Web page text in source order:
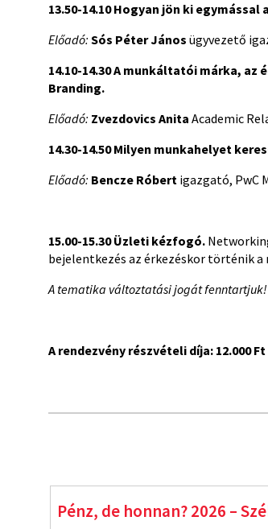
13.50-14.10Hogyan jön ki egymással
Előadó: Sós Péter János ügyvezető
14.10-14.30A munkáltatói márka, az
Branding.
Előadó: Zvezdovics Anita Academic
14.30-14.50Milyen munkahelyet
Előadó: Bencze Róbert igazgató, PwC
15.00-15.30Üzleti kézfogó.
bejelentkezés az érkezéskor történik
A tematika változtatási jogát fenntartjuk!
A rendezvény részvételi díja: 12.000 Ft
Start!